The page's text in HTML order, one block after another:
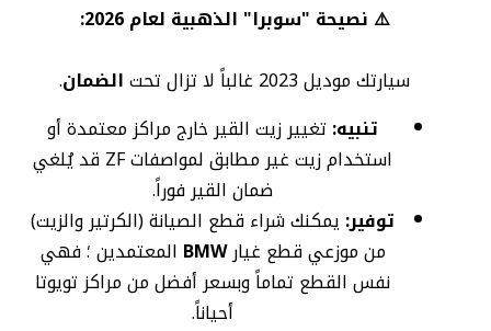
⚠️ نصيحة "سوبرا" الذهبية لعام 2026:
سيارتك موديل 2023 غالباً لا تزال تحت
الضمان.
تنبيه: تغيير زيت القير خارج مراكز معتمدة أو
استخدام زيت غير مطابق لمواصفات ZF قد يُلغي
ضمان القير فوراً.
توفير: يمكنك شراء قطع الصيانة (الكرتير والزيت)
من موزعي قطع غيارBMW المعتمدين ؛ فهي
نفس القطع تماماً وبسعر أفضل من مراكز تويوتا
أحياناً.